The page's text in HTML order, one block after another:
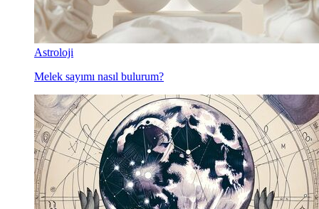
Astroloji
Melek sayımı nasıl bulurum?